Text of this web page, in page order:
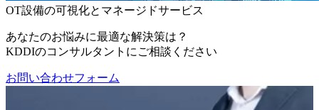
OT設備の可視化とマネージドサービス
あなたのお悩みに最適な解決策は？
KDDIのコンサルタントにご相談ください
お問い合わせフォーム